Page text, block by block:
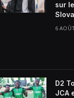
sur
6
D2
JCA